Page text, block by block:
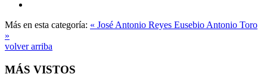
Más en esta categoría: « José Antonio Reyes Eusebio Antonio Toro
»
volver arriba
MÁS VISTOS